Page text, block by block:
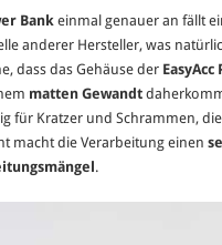
Bank einmal genauer an fällt
anderer Hersteller, was
dass das Gehäuse der EasyAcc
matten Gewandt
für Kratzer und Schrammen,
macht die Verarbeitung einen
.